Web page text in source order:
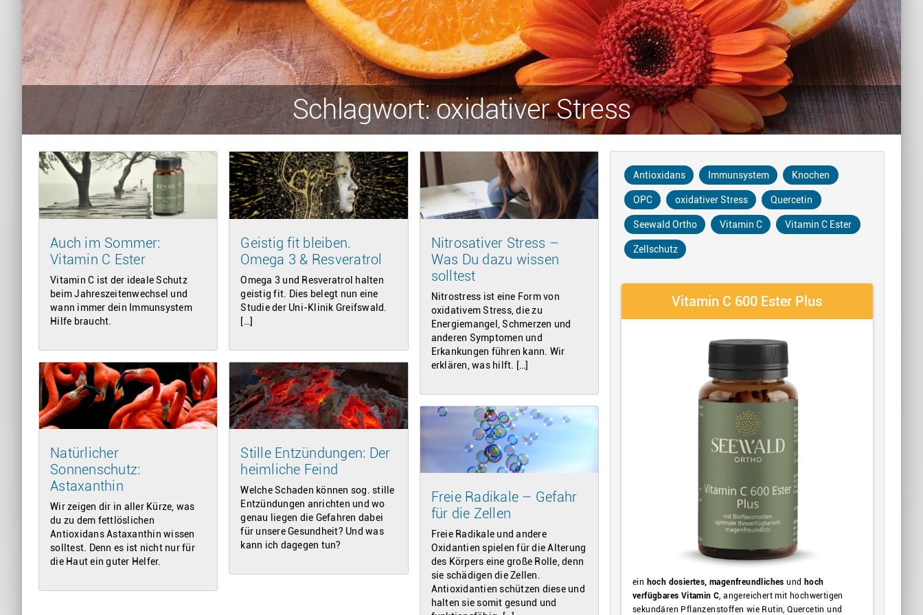
Schlagwort: oxidativer Stress
Auch im Sommer:
Vitamin C Ester
Vitamin C ist der ideale Schutz
beim Jahreszeitenwechsel und
wann immer dein Immunsystem
Hilfe braucht.
Natürlicher
Sonnenschutz:
Astaxanthin
Wir zeigen dir in aller Kürze, was
du zu dem fettlöslichen
Antioxidans Astaxanthin wissen
solltest. Denn es ist nicht nur für
die Haut ein guter Helfer.
Geistig fit bleiben.
Omega 3 & Resveratrol
Omega 3 und Resveratrol halten
geistig fit. Dies belegt nun eine
Studie der Uni-Klinik Greifswald.
[…]
Stille Entzündungen: Der
heimliche Feind
Welche Schaden können sog. stille
Entzündungen anrichten und wo
genau liegen die Gefahren dabei
für unsere Gesundheit? Und was
kann ich dagegen tun?
Nitrosativer Stress –
Was Du dazu wissen
solltest
Nitrostress ist eine Form von
oxidativem Stress, die zu
Energiemangel, Schmerzen und
anderen Symptomen und
Erkankungen führen kann. Wir
erklären, was hilft. […]
Freie Radikale – Gefahr
für die Zellen
Freie Radikale und andere
Oxidantien spielen für die Alterung
des Körpers eine große Rolle, denn
sie schädigen die Zellen.
Antioxidantien schützen diese und
halten sie somit gesund und
Antioxidans Immunsystem Knochen
OPC oxidativer Stress Quercetin
Seewald Ortho Vitamin C Vitamin C Ester
Zellschutz
Vitamin C 600 Ester Plus
ein hoch dosiertes, magenfreundliches und hoch
verfügbares Vitamin C, angereichert mit hochwertigen
sekundären Pflanzenstoffen wie Rutin, Quercetin und